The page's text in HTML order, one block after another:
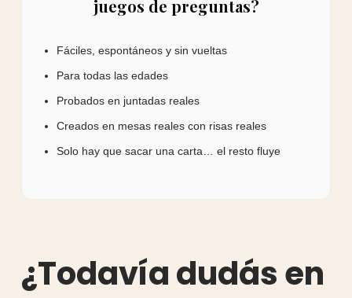
juegos de preguntas?
Fáciles, espontáneos y sin vueltas
Para todas las edades
Probados en juntadas reales
Creados en mesas reales con risas reales
Solo hay que sacar una carta… el resto fluye
¿Todavía dudás en